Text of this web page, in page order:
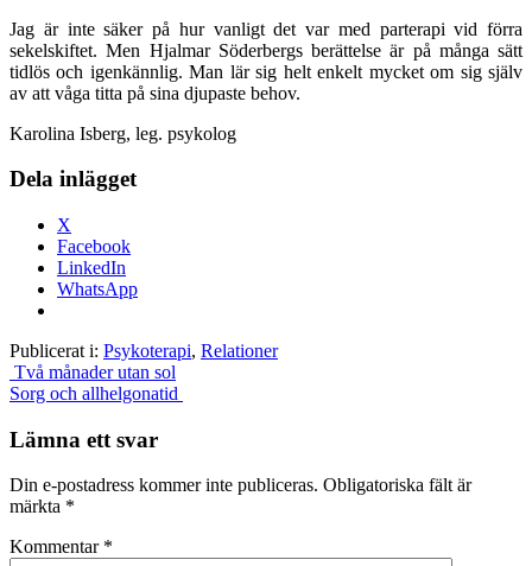
Jag är inte säker på hur vanligt det var med parterapi vid förra
sekelskiftet. Men Hjalmar Söderbergs berättelse är på många sätt
tidlös och igenkännlig. Man lär sig helt enkelt mycket om sig själv
av att våga titta på sina djupaste behov.
Karolina Isberg, leg. psykolog
Dela inlägget
X
Facebook
LinkedIn
WhatsApp
Publicerat i: Psykoterapi, Relationer
Inläggsnavigering
Två månader utan sol
Sorg och allhelgonatid
Lämna ett svar
Din e-postadress kommer inte publiceras. Obligatoriska fält är
märkta *
Kommentar *